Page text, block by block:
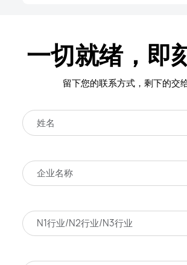
一切就绪，即
留下您的联系方式，剩下的交
N1行业/N2行业/N3行业